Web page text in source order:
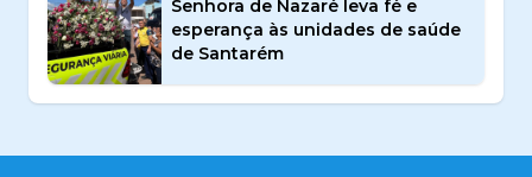
Senhora de Nazaré leva fé e
esperança às unidades de saúde
de Santarém